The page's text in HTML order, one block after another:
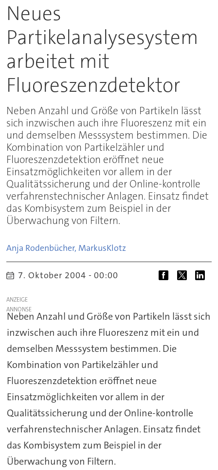
Neues
Partikelanalysesystem
arbeitet mit
Fluoreszenzdetektor
Neben Anzahl und Größe von Partikeln lässt
sich inzwischen auch ihre Fluoreszenz mit ein
und demselben Messsystem bestimmen. Die
Kombination von Partikelzähler und
Fluoreszenzdetektion eröffnet neue
Einsatzmöglichkeiten vor allem in der
Qualitätssicherung und der Online-kontrolle
verfahrenstechnischer Anlagen. Einsatz findet
das Kombisystem zum Beispiel in der
Überwachung von Filtern.
Anja Rodenbücher, MarkusKlotz
7. Oktober 2004 - 00:00
ANZEIGE
Neben Anzahl und Größe von Partikeln lässt sich
inzwischen auch ihre Fluoreszenz mit ein und
demselben Messsystem bestimmen. Die
Kombination von Partikelzähler und
Fluoreszenzdetektion eröffnet neue
Einsatzmöglichkeiten vor allem in der
Qualitätssicherung und der Online-kontrolle
verfahrenstechnischer Anlagen. Einsatz findet
das Kombisystem zum Beispiel in der
Überwachung von Filtern.